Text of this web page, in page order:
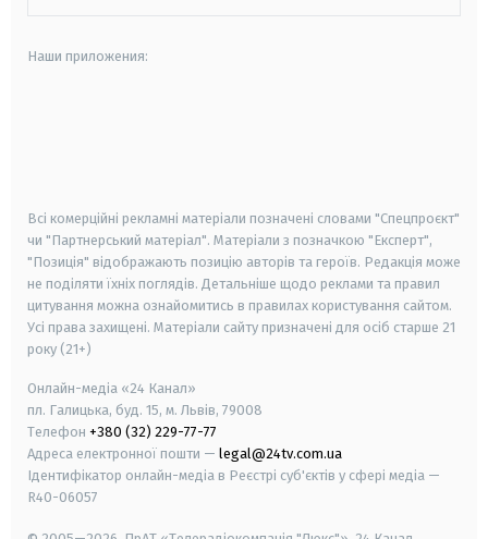
Наши приложения:
Всі комерційні рекламні матеріали позначені словами "Спецпроєкт"
чи "Партнерський матеріал". Матеріали з позначкою "Експерт",
"Позиція" відображають позицію авторів та героїв. Редакція може
не поділяти їхніх поглядів. Детальніше щодо реклами та правил
цитування можна ознайомитись в правилах користування сайтом.
Усі права захищені. Матеріали сайту призначені для осіб старше 21
року (21+)
Онлайн-медіа «24 Канал»
пл. Галицька, буд. 15, м. Львів, 79008
Телефон +380 (32) 229-77-77
Адреса електронної пошти — legal@24tv.com.ua
Ідентифікатор онлайн-медіа в Реєстрі суб'єктів у сфері медіа —
R40-06057